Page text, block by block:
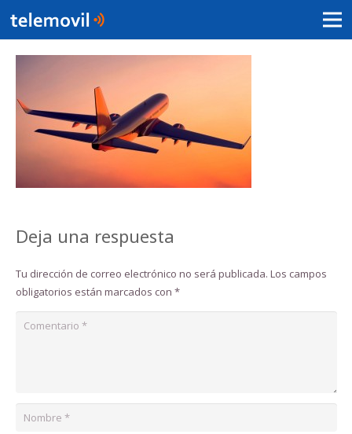
Deja una respuesta
Tu dirección de correo electrónico no será publicada. Los campos
obligatorios están marcados con *